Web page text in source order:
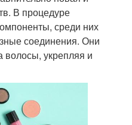
В процедуре
среди них
соединения. Они
волосы, укрепляя и